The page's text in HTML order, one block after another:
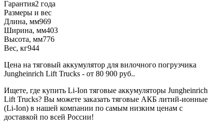
Гарантия2 года
Размеры и вес
Длина, мм969
Ширина, мм403
Высота, мм776
Вес, кг944
Цена на тяговый аккумулятор для вилочного погрузчика
Jungheinrich Lift Trucks - от 80 900 руб..
Ищете, где купить Li-Ion тяговые аккумуляторы Jungheinrich
Lift Trucks? Вы можете заказать тяговые АКБ литий-ионные
(Li-Ion) в нашей компании по самым низким ценам с
доставкой по всей России!